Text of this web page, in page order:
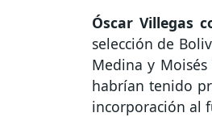
Óscar Villegas
selección de
Medina y
habrían tenido
incorporación al